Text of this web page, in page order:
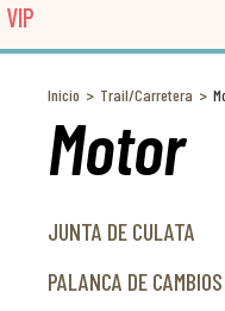
VIP
Inicio Trail/Carretera
Motor
JUNTA DE CULATA
PALANCA DE CAMBIOS